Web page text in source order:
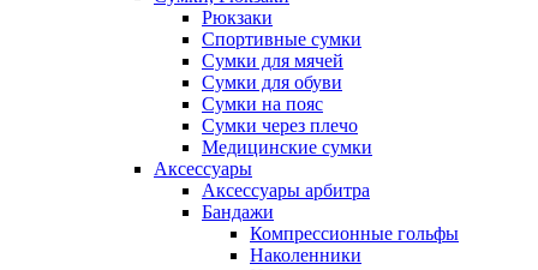
Рюкзаки
Спортивные сумки
Сумки для мячей
Сумки для обуви
Сумки на пояс
Сумки через плечо
Медицинские сумки
Аксессуары
Аксессуары арбитра
Бандажи
Компрессионные гольфы
Наколенники